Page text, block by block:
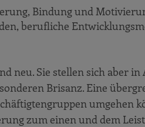
Bindung und
berufliche
neu. Sie stellen sich aber
Brisanz. Eine
umgehen
zum einen und dem